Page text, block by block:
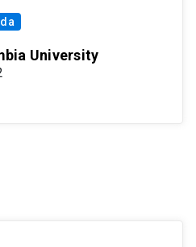
University